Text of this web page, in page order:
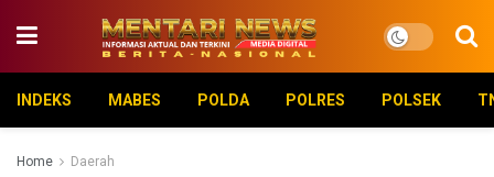
INDEKS MABES POLDA POLRES POLSEK
Home Daerah